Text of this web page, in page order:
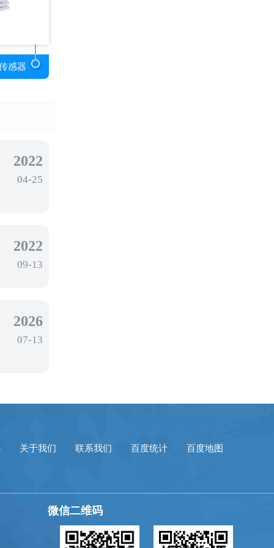
感器
2022
04-25
2022
09-13
2026
07-13
关于我们 联系我们 百度统计 百度地图
微信二维码